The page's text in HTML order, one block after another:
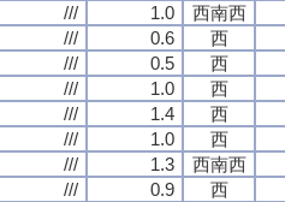
/// 1.0 西南西
/// 0.6 西
/// 0.5 西
/// 1.0 西
/// 1.4 西
/// 1.0 西
/// 1.3 西南西
/// 0.9 西